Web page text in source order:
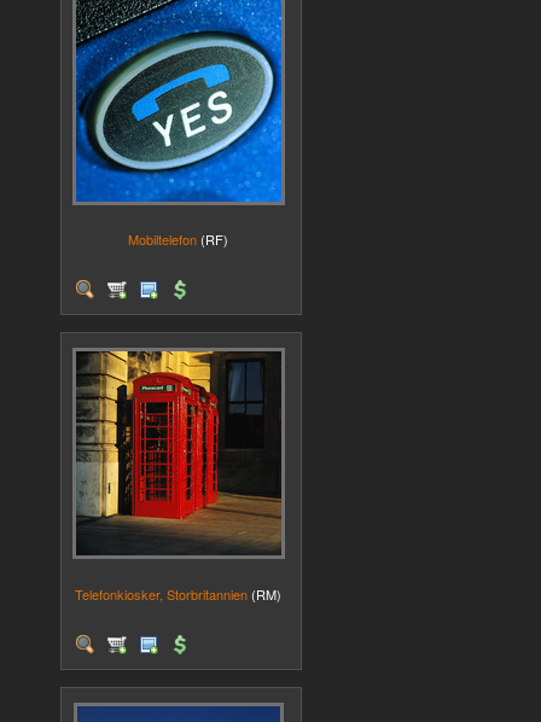
Mobiltelefon (RF)
Telefonkiosker, Storbritannien (RM)